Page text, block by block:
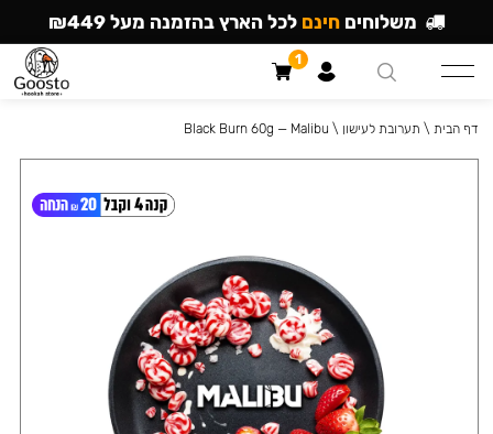
דף הבית \ תערובת לעישון \
Black Burn 60g — Malibu
משלוחים חינם לכל הארץ בהזמנה מעל ₪449
1